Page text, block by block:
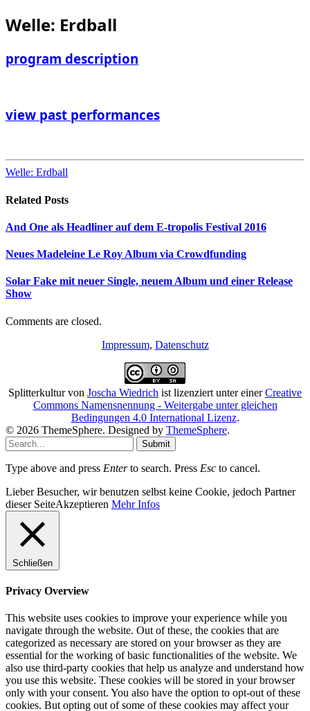
Welle: Erdball
program description
view past performances
Welle: Erdball
Related Posts
And One als Headliner auf dem E-tropolis Festival 2016
Neues Madeleine Le Roy Album via Crowdfunding
Solar Fake mit neuer Single, neuem Album und einer Release
Show
Comments are closed.
Impressum, Datenschutz
Splitterkulturvon Joscha Wiedrich ist lizenziert unter einerCreative
Commons Namensnennung - Weitergabe unter gleichen
Bedingungen 4.0 International Lizenz.
© 2026 ThemeSphere. Designed by ThemeSphere.
Submit
Type above and press Enterto search. Press Esc to cancel.
Lieber Besucher, wir benutzen selbst keine Cookie, jedoch Partner
dieser SeiteAkzeptieren Mehr Infos
Schließen
Privacy Overview
This website uses cookies to improve your experience while you
navigate through the website. Out of these, the cookies that are
categorized as necessary are stored on your browser as they are
essential for the working of basic functionalities of the website. We
also use third-party cookies that help us analyze and understand how
you use this website. These cookies will be stored in your browser
only with your consent. You also have the option to opt-out of these
cookies. But opting out of some of these cookies may affect your